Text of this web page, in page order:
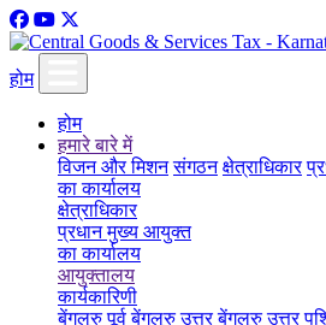
होम
होम
हमारे बारे में
विजन और मिशन संगठन क्षेत्राधिकार
का कार्यालय
क्षेत्राधिकार
प्रधान मुख्य आयुक्त
का कार्यालय
आयुक्तालय
कार्यकारिणी
बेंगलुरु पूर्व बेंगलुरु उत्तर बेंगलुरु उत्तर